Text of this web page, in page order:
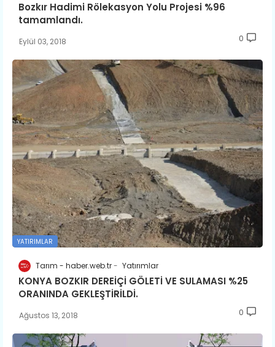
Bozkır Hadimi Rölekasyon Yolu Projesi %96
tamamlandı.
Eylül 03, 2018 0
YATIRIMLAR
Tarım - haber.web.tr Yatırımlar
KONYA BOZKIR DEREİÇİ GÖLETİ VE SULAMASI %25
ORANINDA GEKLEŞTİRİLDİ.
Ağustos 13, 2018 0